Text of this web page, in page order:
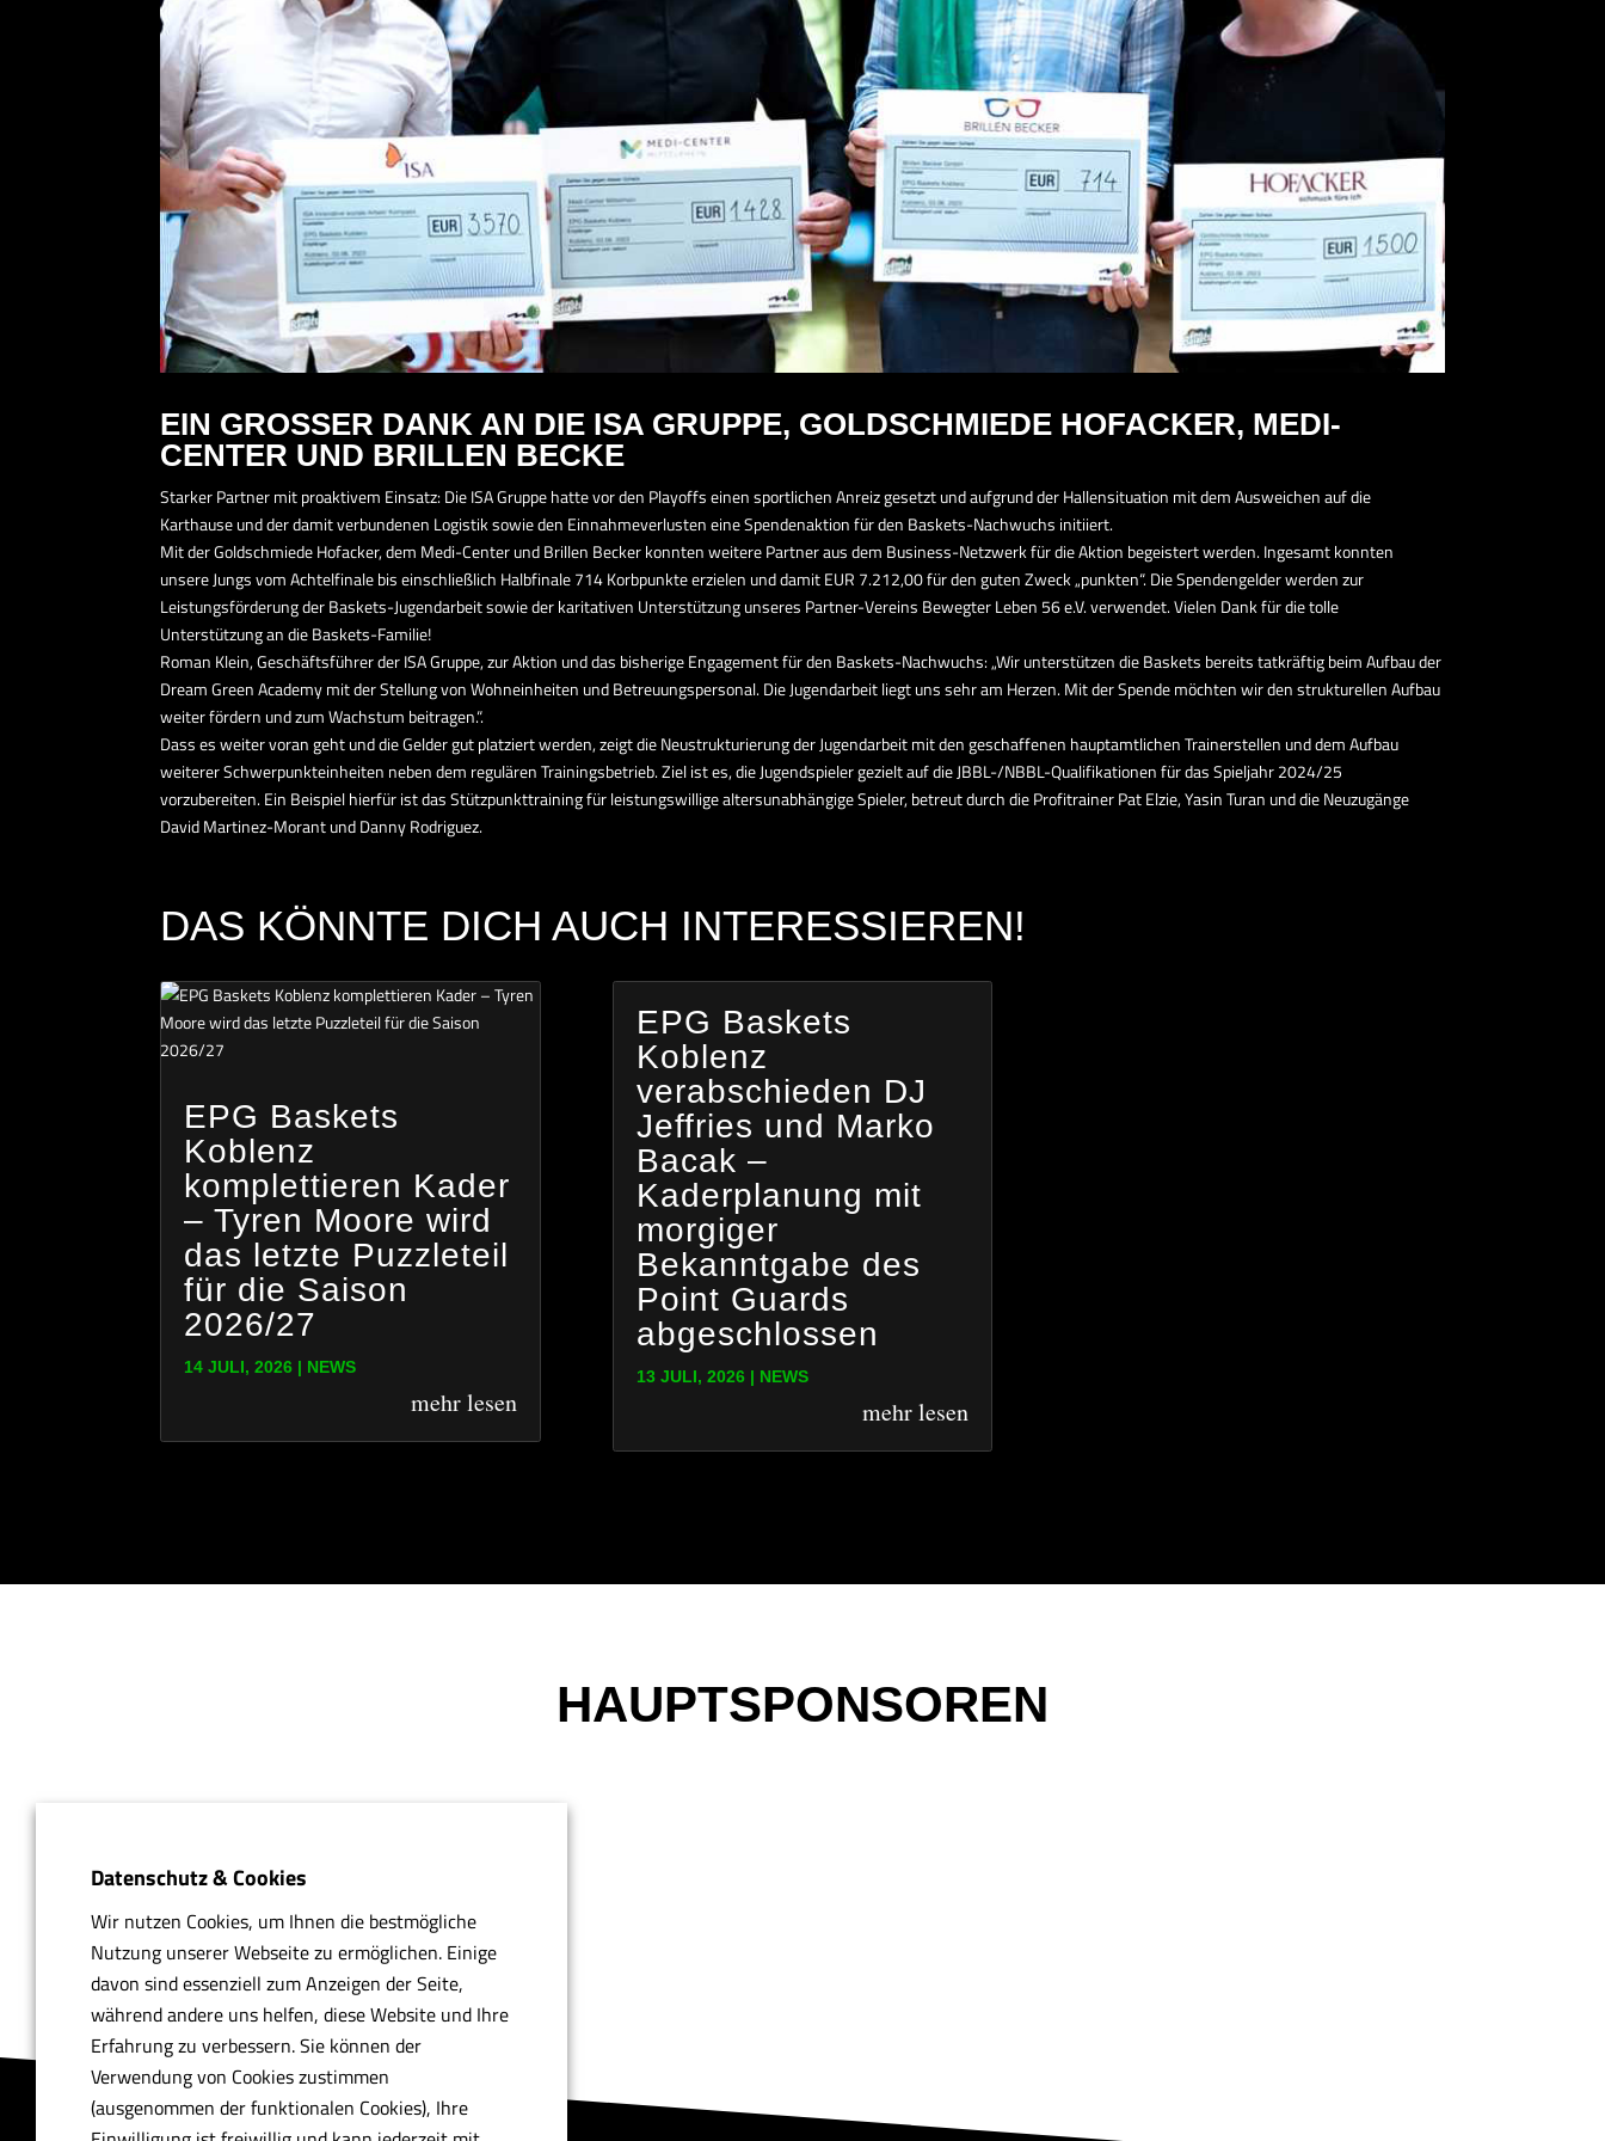
EIN GROSSER DANK AN DIE ISA GRUPPE, GOLDSCHMIEDE HOFACKER, MEDI-
CENTER UND BRILLEN BECKE
Starker Partner mit proaktivem Einsatz: Die ISA Gruppe hatte vor den Playoffs einen sportlichen Anreiz gesetzt und aufgrund der Hallensituation mit dem Ausweichen auf die
Karthause und der damit verbundenen Logistik sowie den Einnahmeverlusten eine Spendenaktion für den Baskets-Nachwuchs initiiert.
Mit der Goldschmiede Hofacker, dem Medi-Center und Brillen Becker konnten weitere Partner aus dem Business-Netzwerk für die Aktion begeistert werden. Ingesamt konnten
unsere Jungs vom Achtelfinale bis einschließlich Halbfinale 714 Korbpunkte erzielen und damit EUR 7.212,00 für den guten Zweck „punkten“. Die Spendengelder werden zur
Leistungsförderung der Baskets-Jugendarbeit sowie der karitativen Unterstützung unseres Partner-Vereins Bewegter Leben 56 e.V. verwendet. Vielen Dank für die tolle
Unterstützung an die Baskets-Familie!
Roman Klein, Geschäftsführer der ISA Gruppe, zur Aktion und das bisherige Engagement für den Baskets-Nachwuchs: „Wir unterstützen die Baskets bereits tatkräftig beim Aufbau der
Dream Green Academy mit der Stellung von Wohneinheiten und Betreuungspersonal. Die Jugendarbeit liegt uns sehr am Herzen. Mit der Spende möchten wir den strukturellen Aufbau
weiter fördern und zum Wachstum beitragen.“.
Dass es weiter voran geht und die Gelder gut platziert werden, zeigt die Neustrukturierung der Jugendarbeit mit den geschaffenen hauptamtlichen Trainerstellen und dem Aufbau
weiterer Schwerpunkteinheiten neben dem regulären Trainingsbetrieb. Ziel ist es, die Jugendspieler gezielt auf die JBBL-/NBBL-Qualifikationen für das Spieljahr 2024/25
vorzubereiten. Ein Beispiel hierfür ist das Stützpunkttraining für leistungswillige altersunabhängige Spieler, betreut durch die Profitrainer Pat Elzie, Yasin Turan und die Neuzugänge
David Martinez-Morant und Danny Rodriguez.
DAS KÖNNTE DICH AUCH INTERESSIEREN!
EPG Baskets
Koblenz
komplettieren Kader
– Tyren Moore wird
das letzte Puzzleteil
für die Saison
2026/27
14 JULI, 2026 | NEWS
mehr lesen
EPG Baskets
Koblenz
verabschieden DJ
Jeffries und Marko
Bacak –
Kaderplanung mit
morgiger
Bekanntgabe des
Point Guards
abgeschlossen
13 JULI, 2026| NEWS
mehr lesen
HAUPTSPONSOREN
Datenschutz & Cookies
Wir nutzen Cookies, um Ihnen die bestmögliche
Nutzung unserer Webseite zu ermöglichen. Einige
davon sind essenziell zum Anzeigen der Seite,
während andere uns helfen, diese Website und Ihre
Erfahrung zu verbessern. Sie können der
Verwendung von Cookies zustimmen
(ausgenommen der funktionalen Cookies), Ihre